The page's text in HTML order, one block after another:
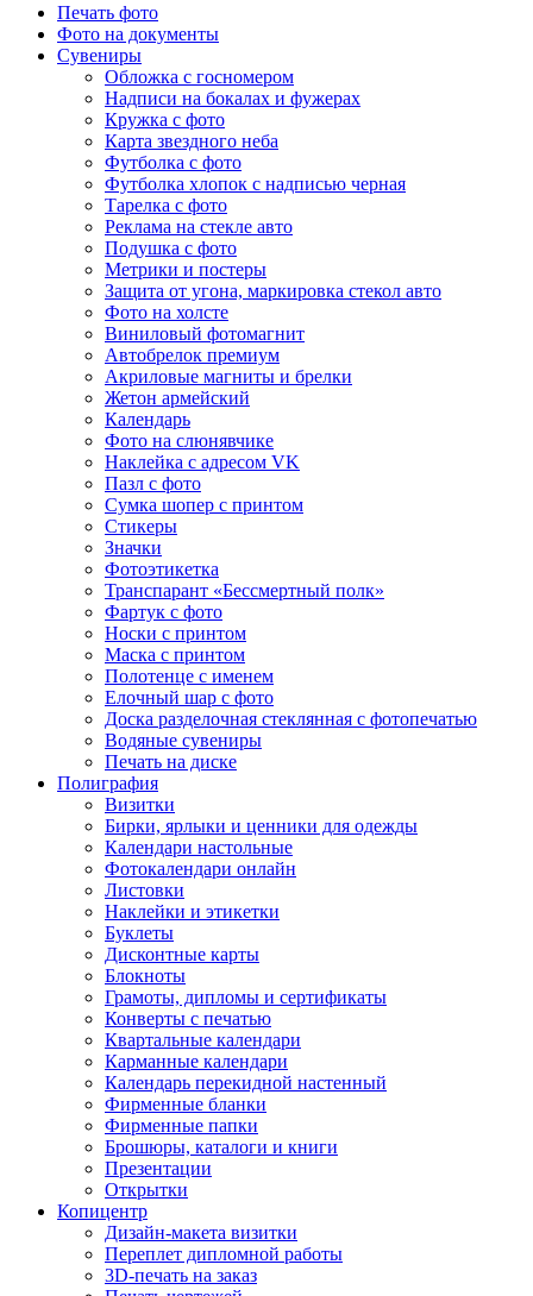
Печать фото
Фото на документы
Сувениры
Обложка с госномером
Надписи на бокалах и фужерах
Кружка с фото
Карта звездного неба
Футболка с фото
Футболка хлопок с надписью черная
Тарелка с фото
Реклама на стекле авто
Подушка с фото
Метрики и постеры
Защита от угона, маркировка стекол авто
Фото на холсте
Виниловый фотомагнит
Автобрелок премиум
Акриловые магниты и брелки
Жетон армейский
Календарь
Фото на слюнявчике
Наклейка с адресом VK
Пазл с фото
Сумка шопер с принтом
Стикеры
Значки
Фотоэтикетка
Транспарант «Бессмертный полк»
Фартук с фото
Носки с принтом
Маска с принтом
Полотенце с именем
Елочный шар с фото
Доска разделочная стеклянная с фотопечатью
Водяные сувениры
Печать на диске
Полиграфия
Визитки
Бирки, ярлыки и ценники для одежды
Календари настольные
Фотокалендари онлайн
Листовки
Наклейки и этикетки
Буклеты
Дисконтные карты
Блокноты
Грамоты, дипломы и сертификаты
Конверты с печатью
Квартальные календари
Карманные календари
Календарь перекидной настенный
Фирменные бланки
Фирменные папки
Брошюры, каталоги и книги
Презентации
Открытки
Копицентр
Дизайн-макета визитки
Переплет дипломной работы
3D-печать на заказ